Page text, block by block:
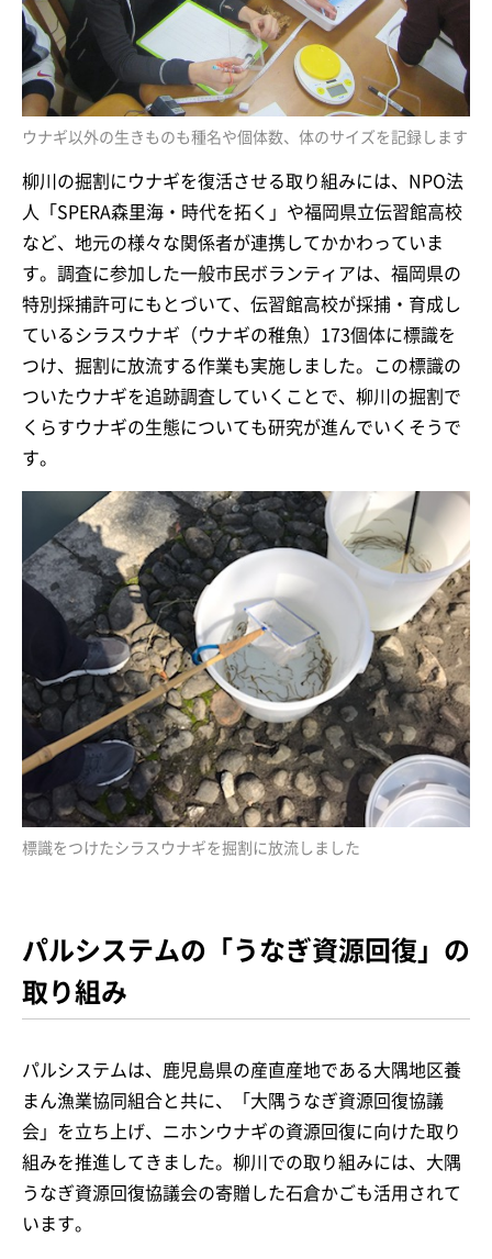
ウナギ以外の生きものも種名や個体数、体のサイズを記録します
柳川の掘割にウナギを復活させる取り組みには、NPO法
人「SPERA森里海・時代を拓く」や福岡県立伝習館高校
など、地元の様々な関係者が連携してかかわっていま
す。調査に参加した一般市民ボランティアは、福岡県の
特別採捕許可にもとづいて、伝習館高校が採捕・育成し
ているシラスウナギ（ウナギの稚魚）173個体に標識を
つけ、掘割に放流する作業も実施しました。この標識の
ついたウナギを追跡調査していくことで、柳川の掘割で
くらすウナギの生態についても研究が進んでいくそうで
す。
標識をつけたシラスウナギを掘割に放流しました
パルシステムの「うなぎ資源回復」の
取り組み
パルシステムは、鹿児島県の産直産地である大隅地区養
まん漁業協同組合と共に、「大隅うなぎ資源回復協議
会」を立ち上げ、ニホンウナギの資源回復に向けた取り
組みを推進してきました。柳川での取り組みには、大隅
うなぎ資源回復協議会の寄贈した石倉かごも活用されて
います。